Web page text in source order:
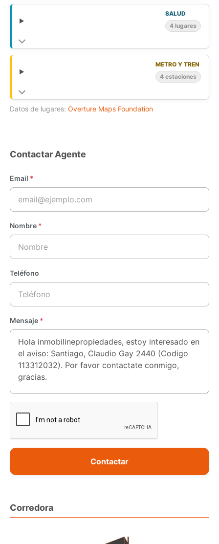
SALUD
4 lugares
METRO Y TREN
4 estaciones
Datos de lugares: Overture Maps Foundation
Contactar Agente
Email *
Nombre *
Teléfono
Mensaje *
Contactar
Corredora